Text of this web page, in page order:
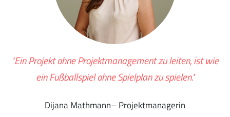
"Ein Projekt ohne Projektmanagement zu leiten, ist wie
ein Fußballspiel ohne Spielplan zu spielen."
Dijana Mathmann– Projektmanagerin